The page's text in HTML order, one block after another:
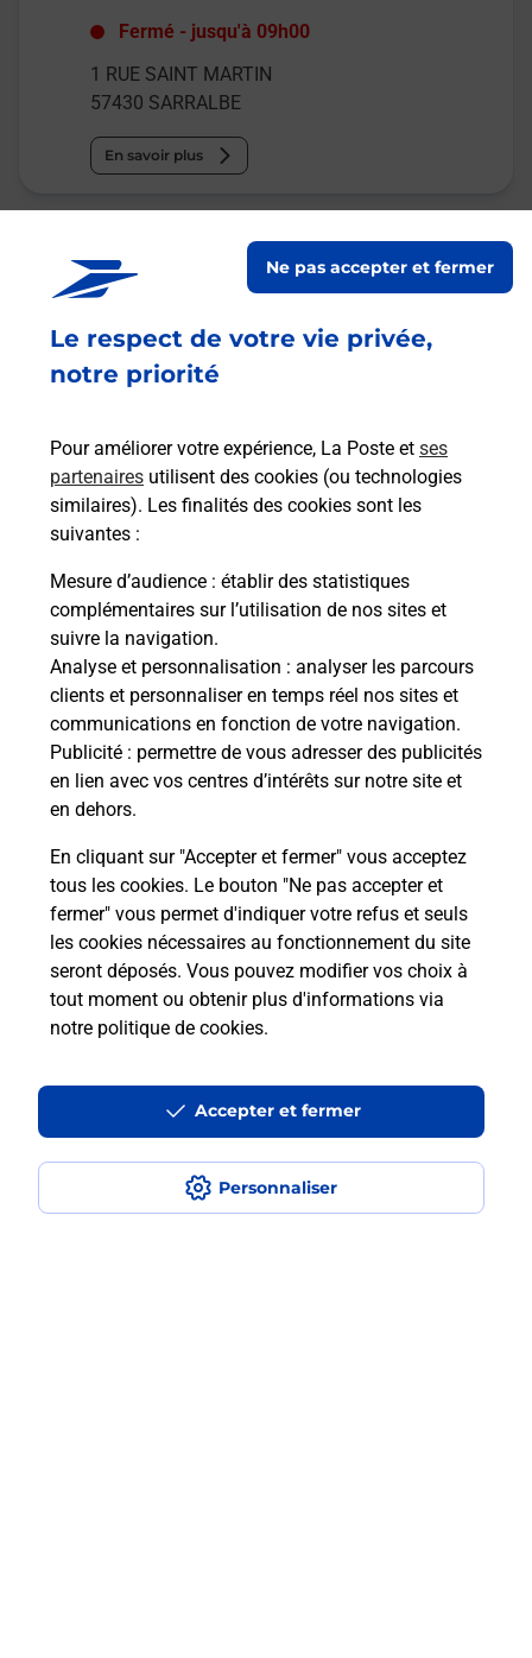
Le respect de votre vie privée,
notre priorité
Pour améliorer votre expérience, La Poste et ses
partenaires utilisent des cookies (ou technologies
similaires). Les finalités des cookies sont les
suivantes :
Mesure d’audience : établir des statistiques
complémentaires sur l’utilisation de nos sites et
suivre la navigation.
Analyse et personnalisation : analyser les parcours
clients et personnaliser en temps réel nos sites et
communications en fonction de votre navigation.
Publicité : permettre de vous adresser des publicités
en lien avec vos centres d’intérêts sur notre site et
en dehors.
En cliquant sur "Accepter et fermer" vous acceptez
tous les cookies. Le bouton "Ne pas accepter et
fermer" vous permet d'indiquer votre refus et seuls
les cookies nécessaires au fonctionnement du site
seront déposés. Vous pouvez modifier vos choix à
tout moment ou obtenir plus d'informations via
notre politique de cookies.
Personnaliser
Ne pas accepter et fermer
Accepter et fermer
Fermé - jusqu'à 09h00
1 RUE SAINT MARTIN
57430 SARRALBE
En savoir plus
La Poste
en ligne
Ouvert 24h/24
Recherchez un autre point de contact
Questions fréquemment posées
Quel réseau utilise La Poste Mobile ?
Est-ce que je peux garder mon
numéro de mobile gratuitement ?
Est-ce que je peux bénéficier de la 5G
avec La Poste Mobile ?
Est-ce que je peux utiliser mon forfait
à l’étranger avec La Poste Mobile ?
Est-ce que je peux payer mon iPhone
en plusieurs fois avec La Poste Mobile
?